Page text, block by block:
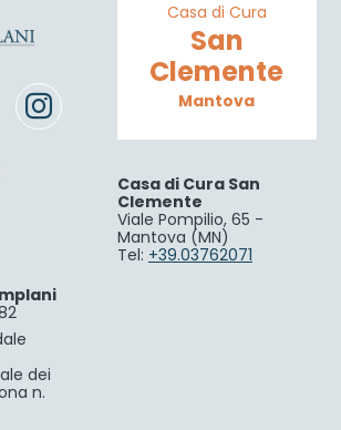
dei
n.
Casa di Cura
San
Clemente
Mantova
Casa di Cura San
Clemente
Viale Pompilio, 65 -
Mantova (MN)
Tel: +39.03762071